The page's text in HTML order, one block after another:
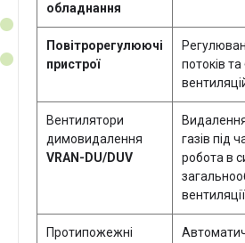
обладнання
Повітрорегулюючі
пристрої
потоків
Вентилятори
димовидалення
VRAN-DU/DUV
газів під
робота в
вентиляції.
Протипожежні